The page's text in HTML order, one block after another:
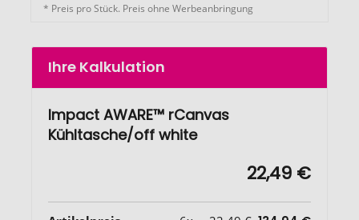
* Preis pro Stück. Preis ohne Werbeanbringung
Ihre Kalkulation
Impact AWARE™ rCanvas
Kühltasche/off white
22,49 €